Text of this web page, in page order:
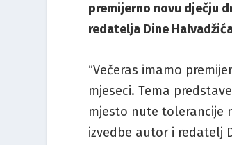
premijerno novu dječju
redatelja Dine
“Večeras imamo
mjeseci. Tema
mjesto nute tolerancije
izvedbe autor i redatelj